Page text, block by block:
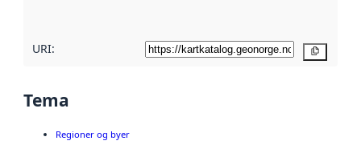
URI:
Tema
Regioner og byer